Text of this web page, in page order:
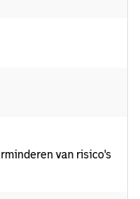
van risico's